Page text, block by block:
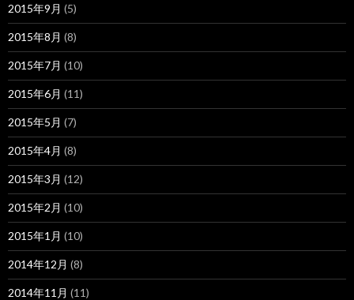
2015年9月 (5)
2015年8月 (8)
2015年7月 (10)
2015年6月 (11)
2015年5月 (7)
2015年4月 (8)
2015年3月 (12)
2015年2月 (10)
2015年1月 (10)
2014年12月 (8)
2014年11月 (11)